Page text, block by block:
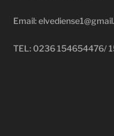
Email:
TEL: 0236 154654476/